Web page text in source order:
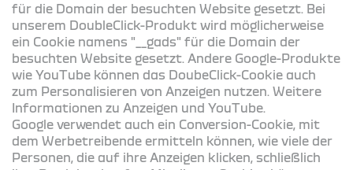
für die Domain der besuchten Website gesetzt. Bei
unserem DoubleClick-Produkt wird möglicherweise
ein Cookie namens "__gads" für die Domain der
besuchten Website gesetzt. Andere Google-Produkte
wie YouTube können das DoubeClick-Cookie auch
zum Personalisieren von Anzeigen nutzen. Weitere
Informationen zu Anzeigen und YouTube.
Google verwendet auch ein Conversion-Cookie, mit
dem Werbetreibende ermitteln können, wie viele der
Personen, die auf ihre Anzeigen klicken, schließlich